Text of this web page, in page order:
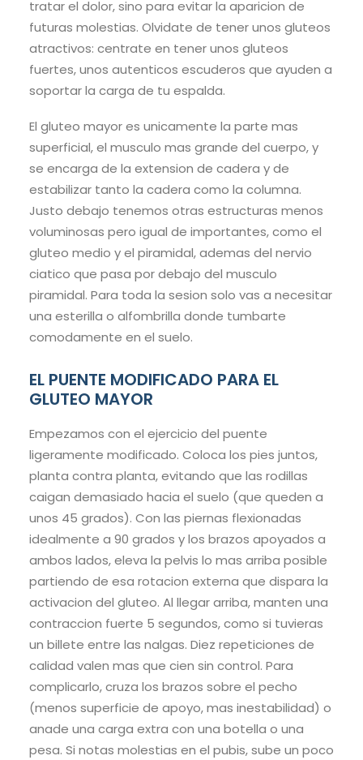
tratar el dolor, sino para evitar la aparicion de
futuras molestias. Olvidate de tener unos gluteos
atractivos: centrate en tener unos gluteos
fuertes, unos autenticos escuderos que ayuden a
soportar la carga de tu espalda.
El gluteo mayor es unicamente la parte mas
superficial, el musculo mas grande del cuerpo, y
se encarga de la extension de cadera y de
estabilizar tanto la cadera como la columna.
Justo debajo tenemos otras estructuras menos
voluminosas pero igual de importantes, como el
gluteo medio y el piramidal, ademas del nervio
ciatico que pasa por debajo del musculo
piramidal. Para toda la sesion solo vas a necesitar
una esterilla o alfombrilla donde tumbarte
comodamente en el suelo.
EL PUENTE MODIFICADO PARA EL
GLUTEO MAYOR
Empezamos con el ejercicio del puente
ligeramente modificado. Coloca los pies juntos,
planta contra planta, evitando que las rodillas
caigan demasiado hacia el suelo (que queden a
unos 45 grados). Con las piernas flexionadas
idealmente a 90 grados y los brazos apoyados a
ambos lados, eleva la pelvis lo mas arriba posible
partiendo de esa rotacion externa que dispara la
activacion del gluteo. Al llegar arriba, manten una
contraccion fuerte 5 segundos, como si tuvieras
un billete entre las nalgas. Diez repeticiones de
calidad valen mas que cien sin control. Para
complicarlo, cruza los brazos sobre el pecho
(menos superficie de apoyo, mas inestabilidad) o
anade una carga extra con una botella o una
pesa. Si notas molestias en el pubis, sube un poco